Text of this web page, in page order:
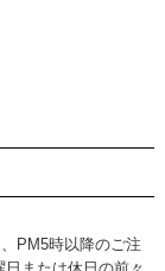
PM5時以降のご注